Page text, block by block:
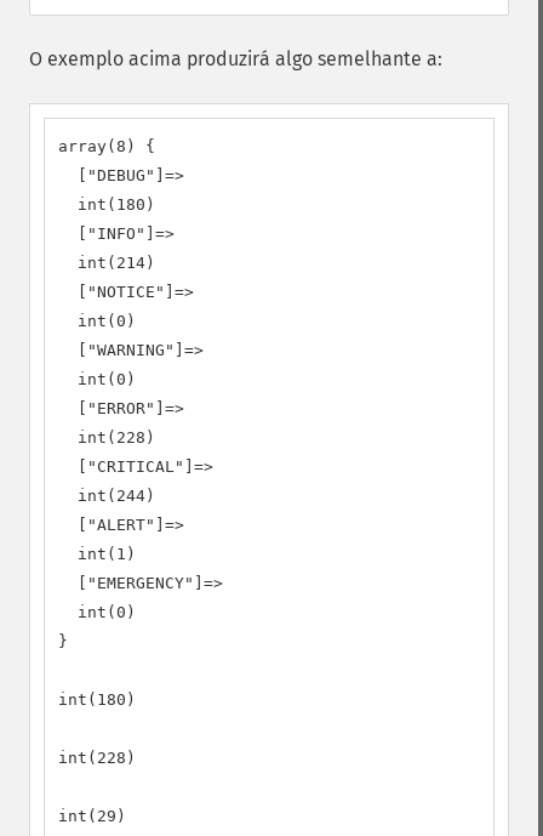
O exemplo acima produzirá algo semelhante a:
array(8) {
  ["DEBUG"]=>
  int(180)
  ["INFO"]=>
  int(214)
  ["NOTICE"]=>
  int(0)
  ["WARNING"]=>
  int(0)
  ["ERROR"]=>
  int(228)
  ["CRITICAL"]=>
  int(244)
  ["ALERT"]=>
  int(1)
  ["EMERGENCY"]=>
  int(0)
}
int(180)
int(228)
int(29)